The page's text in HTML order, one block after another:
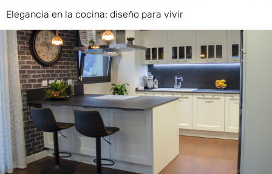
Elegancia en la cocina: diseño para vivir